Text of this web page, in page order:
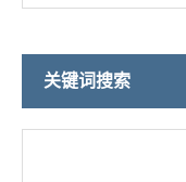
关键词搜索